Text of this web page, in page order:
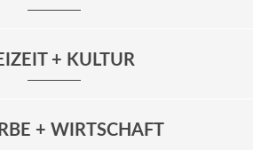
+ KULTUR
+ WIRTSCHAFT